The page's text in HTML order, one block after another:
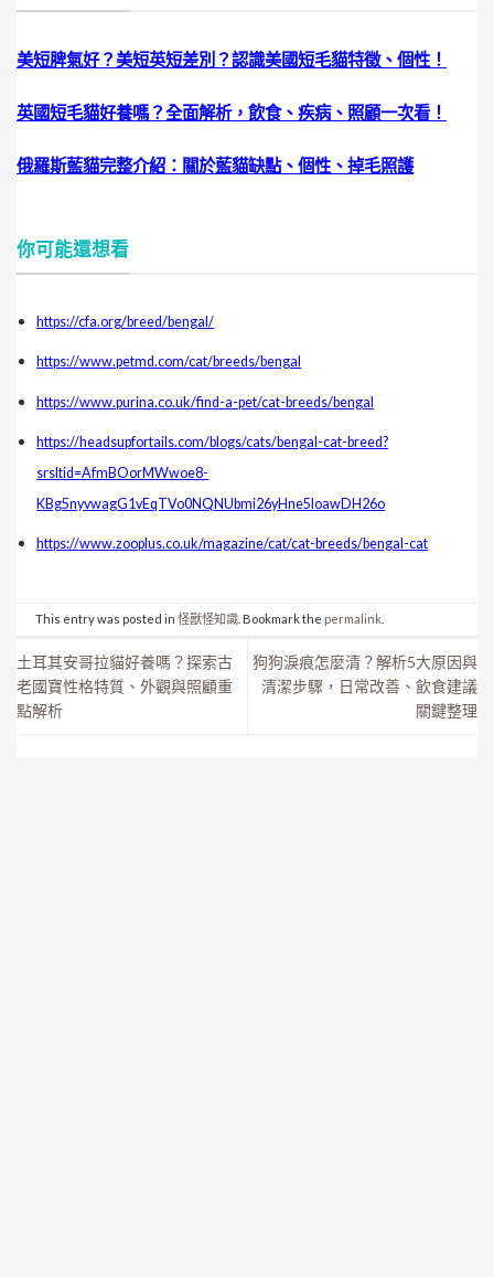
美短脾氣好？美短英短差別？認識美國短毛貓特徵、個性！
英國短毛貓好養嗎？全面解析，飲食、疾病、照顧一次看！
俄羅斯藍貓完整介紹：關於藍貓缺點、個性、掉毛照護
你可能還想看
https://cfa.org/breed/bengal/
https://www.petmd.com/cat/breeds/bengal
https://www.purina.co.uk/find-a-pet/cat-breeds/bengal
https://headsupfortails.com/blogs/cats/bengal-cat-breed?
srsltid=AfmBOorMWwoe8-
KBg5nyvwagG1vEqTVo0NQNUbmi26yHne5IoawDH26o
https://www.zooplus.co.uk/magazine/cat/cat-breeds/bengal-cat
This entry was posted in 怪獸怪知識. Bookmark the permalink.
土耳其安哥拉貓好養嗎？探索古
老國寶性格特質、外觀與照顧重
點解析
狗狗淚痕怎麼清？解析5大原因與
清潔步驟，日常改善、飲食建議
關鍵整理